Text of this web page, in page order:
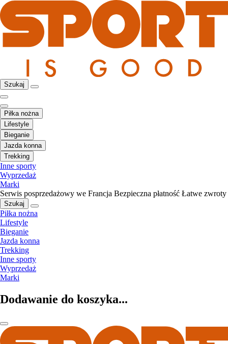
Szukaj
Piłka nożna
Lifestyle
Bieganie
Jazda konna
Trekking
Inne sporty
Wyprzedaż
Marki
Serwis posprzedażowy we Francja Bezpieczna płatność Łatwe zwroty
Szukaj
Piłka nożna
Lifestyle
Bieganie
Jazda konna
Trekking
Inne sporty
Wyprzedaż
Marki
Dodawanie do koszyka...